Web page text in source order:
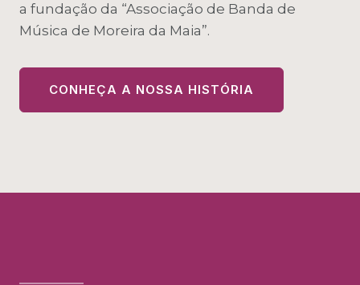
a fundação da “Associação de Banda de
Música de Moreira da Maia”.
CONHEÇA A NOSSA HISTÓRIA